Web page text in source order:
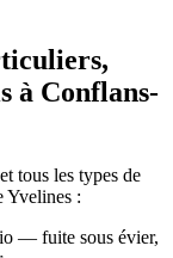
à Conflans-
tous les types de
Yvelines :
— fuite sous évier,